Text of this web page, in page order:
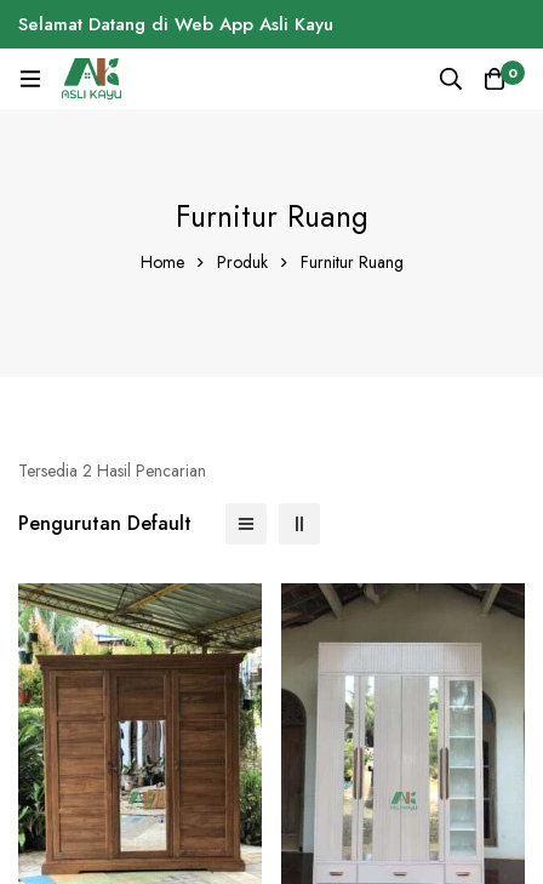
Selamat Datang di Web App Asli Kayu
0
Furnitur Ruang
Home Produk Furnitur Ruang
Tersedia 2 Hasil Pencarian
Pengurutan Default